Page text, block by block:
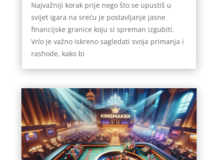
Najvažniji korak prije nego što se upustiš u
svijet igara na sreću je postavljanje jasne
financijske granice koju si spreman izgubiti.
Vrlo je važno iskreno sagledati svoja primanja i
rashode, kako bi